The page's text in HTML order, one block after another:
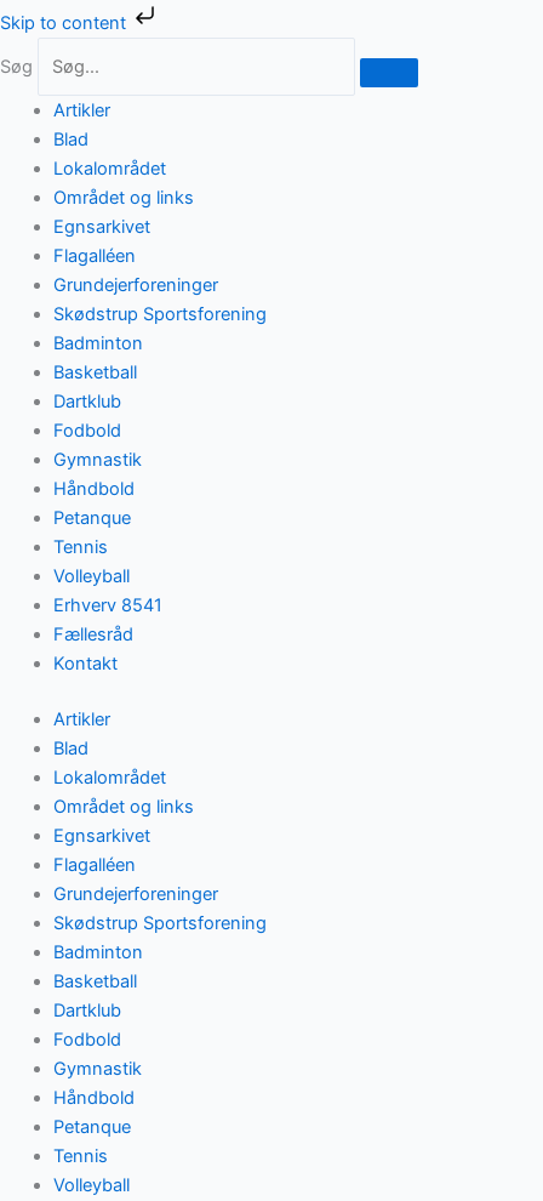
Skip to content
Gå
indholdet
Søg
Artikler
Blad
Lokalområdet
Området og links
Egnsarkivet
Flagalléen
Grundejerforeninger
Skødstrup Sportsforening
Badminton
Basketball
Dartklub
Fodbold
Gymnastik
Håndbold
Petanque
Tennis
Volleyball
Erhverv 8541
Fællesråd
Kontakt
Artikler
Blad
Lokalområdet
Området og links
Egnsarkivet
Flagalléen
Grundejerforeninger
Skødstrup Sportsforening
Badminton
Basketball
Dartklub
Fodbold
Gymnastik
Håndbold
Petanque
Tennis
Volleyball